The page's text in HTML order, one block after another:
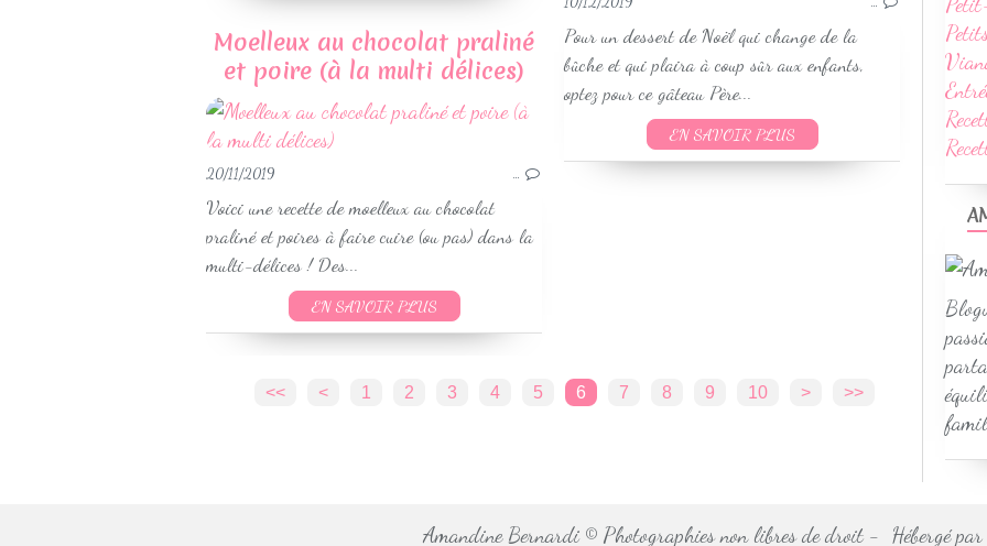
Pour un dessert de Noël qui change de la
bûche et qui plaira à coup sûr aux enfants,
optez pour ce gâteau Père...
EN SAVOIR PLUS
Moelleux au chocolat praliné
et poire (à la multi délices)
MULTIDÉLICES
GÂTEAUX
RECETTES AUTOMNE
20/11/2019 …
Voici une recette de moelleux au chocolat
praliné et poires à faire cuire (ou pas) dans la
multi-délices ! Des...
EN SAVOIR PLUS
<< < 1 2 3 4 5 6 7 8 9 10 > >>
Amandine Bernardi © Photographies non libres de droit - Hébergé par